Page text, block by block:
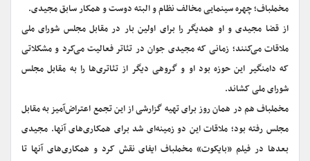
مخملباف؛ چهره سینمایی مخالف نظام و البته دوست و همکار سابق مجیدی.
از قضا مجیدی و او همدیگر را برای اولین بار در مقابل مجلس شورای ملی
ملاقات می‌کنند؛ زمانی که مجیدی جوان در تئاتر فعالیت می‌کرد و مشکلاتی
که دامنگیر این حوزه بود او و گروهی دیگر از تئاتری‌ها را به مقابل مجلس
شورای ملی کشاند.
مخملباف هم در همان روز برای تهیه گزارشی از این تجمع اعتراض‌آمیز به مقابل
مجلس رفته بود؛ ملاقات این دو زمینه‌ای شد برای همکاری‌های آنها. مجیدی
بعدها در فیلم «بایکوت»‌ مخملباف ایفای نقش کرد و همکاری‌های آنها تا